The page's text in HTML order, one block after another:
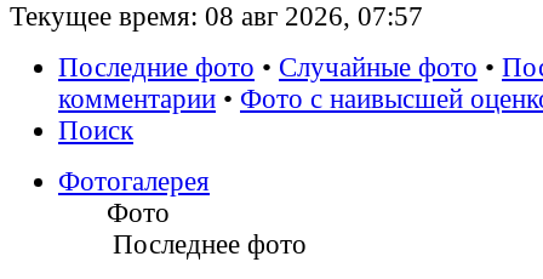
Текущее время: 08 авг 2026, 07:57
Последние фото • Случайные фото •
комментарии • Фото с наивысшей
Поиск
Фотогалерея
Фото
Последнее фото